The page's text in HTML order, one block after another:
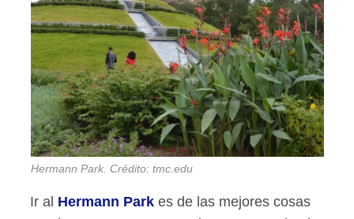
Hermann Park. Crédito: tmc.edu
Ir al Hermann Park es de las mejores cosas